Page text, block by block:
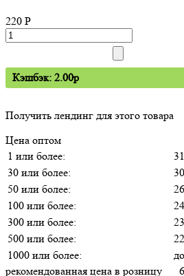
220 P
Кэшбэк: 2.00p
Получить лендинг для этого товара
Цена оптом
1 или более:
30 или более:
50 или более:
100 или более:
300 или более:
500 или более:
1000 или более:
рекомендованная цена в розницу